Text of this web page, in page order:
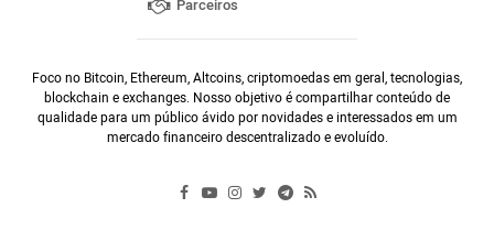
Parceiros
Foco no Bitcoin, Ethereum, Altcoins, criptomoedas em geral, tecnologias,
blockchain e exchanges. Nosso objetivo é compartilhar conteúdo de
qualidade para um público ávido por novidades e interessados em um
mercado financeiro descentralizado e evoluído.